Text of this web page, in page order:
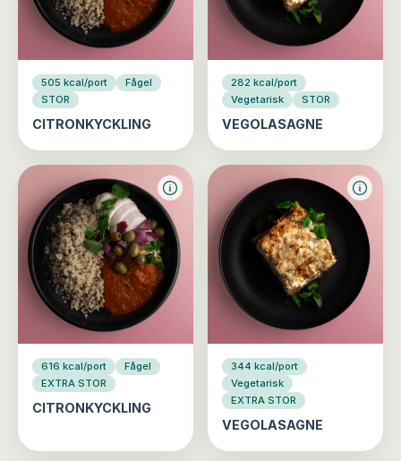
505 kcal/port
Fågel
STOR
CITRONKYCKLING
282 kcal/port
Vegetarisk
STOR
VEGOLASAGNE
616 kcal/port
Fågel
EXTRA STOR
CITRONKYCKLING
344 kcal/port
Vegetarisk
EXTRA STOR
VEGOLASAGNE